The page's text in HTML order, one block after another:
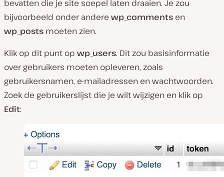
bevatten die je site soepel laten draaien. Je zou
bijvoorbeeld onder andere wp_comments en
wp_posts moeten zien.
Klik op dit punt op wp_users. Dit zou basisinformatie
over gebruikers moeten opleveren, zoals
gebruikersnamen, e-mailadressen en wachtwoorden.
Zoek de gebruikerslijst die je wilt wijzigen en klik op
Edit: